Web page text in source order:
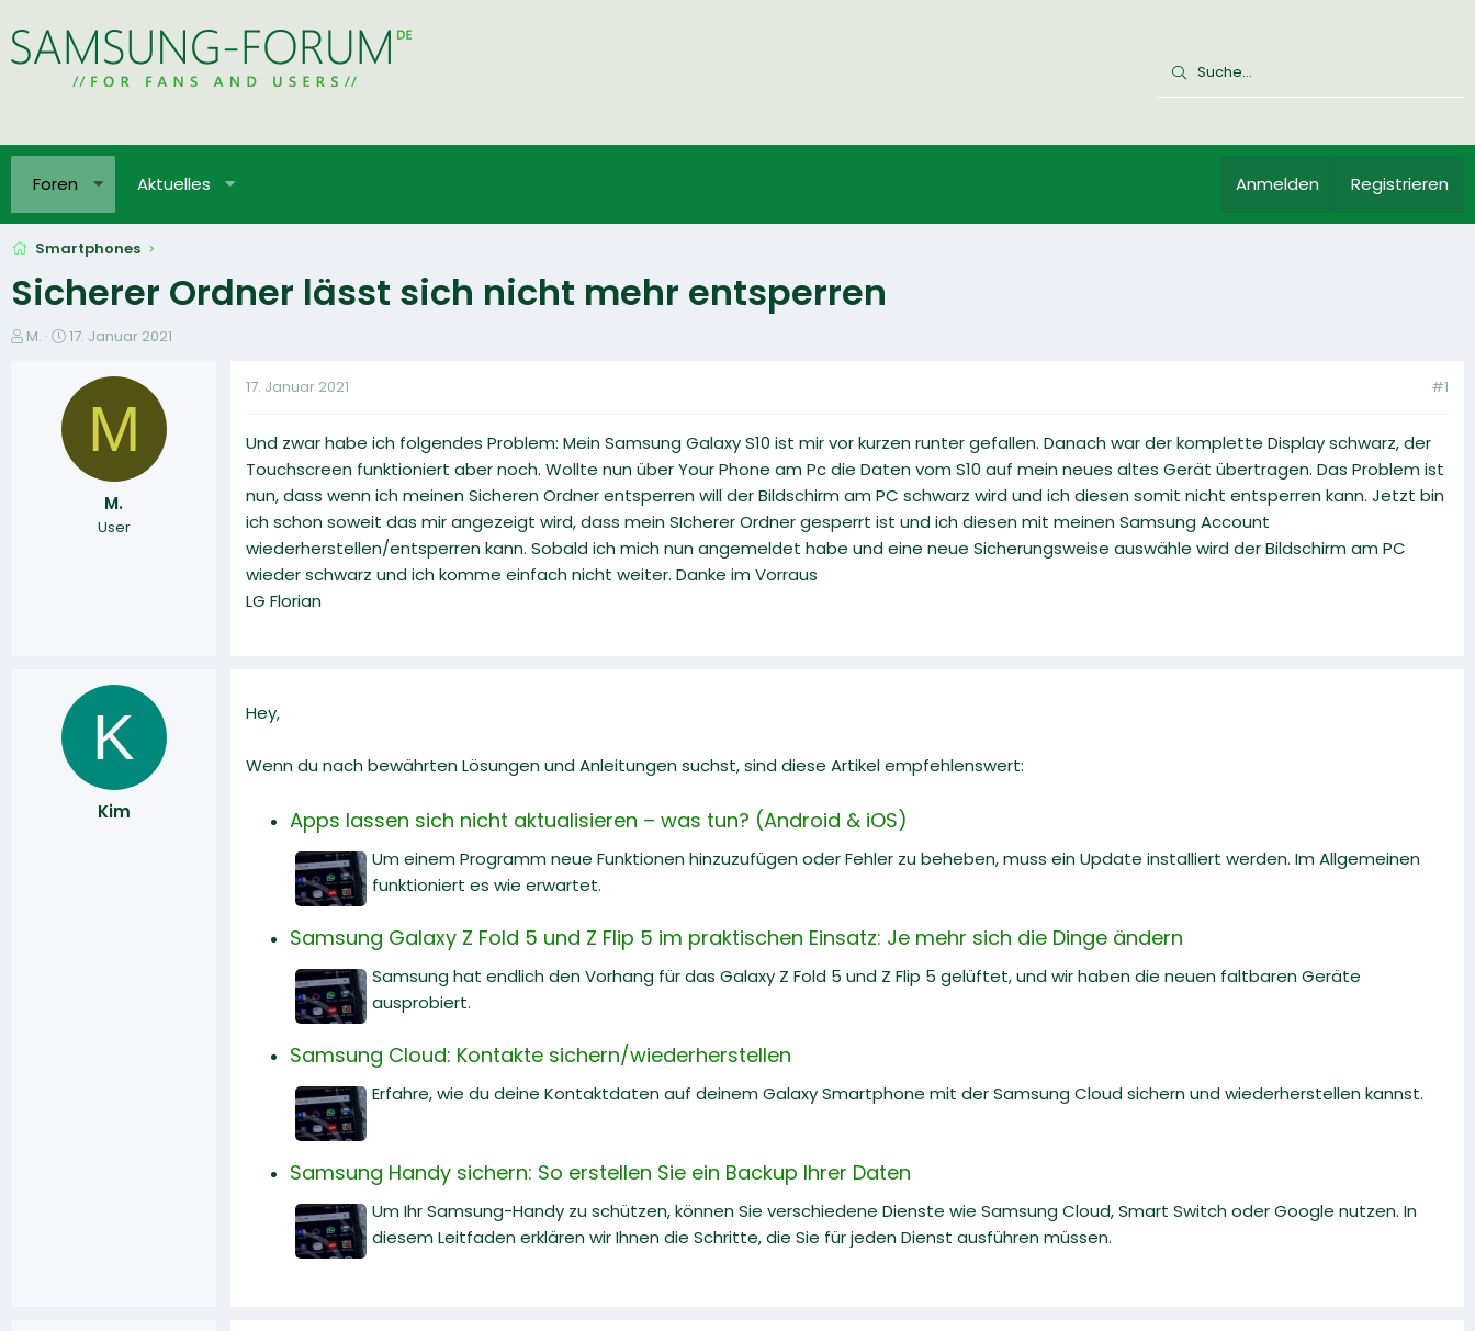
Foren Aktuelles Anmelden Registrieren
Smartphones
Sicherer Ordner lässt sich nicht mehr entsperren
E
M.
E
t
l
17. Januar 2021
M
M.
User
17. Januar 2021 #1
Und zwar habe ich folgendes Problem: Mein Samsung Galaxy S10 ist mir vor kurzen runter gefallen. Danach war der komplette Display schwarz, der
Touchscreen funktioniert aber noch. Wollte nun über Your Phone am Pc die Daten vom S10 auf mein neues altes Gerät übertragen. Das Problem ist
nun, dass wenn ich meinen Sicheren Ordner entsperren will der Bildschirm am PC schwarz wird und ich diesen somit nicht entsperren kann. Jetzt bin
ich schon soweit das mir angezeigt wird, dass mein SIcherer Ordner gesperrt ist und ich diesen mit meinen Samsung Account
wiederherstellen/entsperren kann. Sobald ich mich nun angemeldet habe und eine neue Sicherungsweise auswähle wird der Bildschirm am PC
wieder schwarz und ich komme einfach nicht weiter. Danke im Vorraus
LG Florian
K
Kim
Hey,
Wenn du nach bewährten Lösungen und Anleitungen suchst, sind diese Artikel empfehlenswert:
Apps lassen sich nicht aktualisieren – was tun? (Android & iOS)
Um einem Programm neue Funktionen hinzuzufügen oder Fehler zu beheben, muss ein Update installiert werden. Im Allgemeinen
funktioniert es wie erwartet.
Samsung Galaxy Z Fold 5 und Z Flip 5 im praktischen Einsatz: Je mehr sich die Dinge ändern
Samsung hat endlich den Vorhang für das Galaxy Z Fold 5 und Z Flip 5 gelüftet, und wir haben die neuen faltbaren Geräte
ausprobiert.
Samsung Cloud: Kontakte sichern/wiederherstellen
Erfahre, wie du deine Kontaktdaten auf deinem Galaxy Smartphone mit der Samsung Cloud sichern und wiederherstellen kannst.
Samsung Handy sichern: So erstellen Sie ein Backup Ihrer Daten
Um Ihr Samsung-Handy zu schützen, können Sie verschiedene Dienste wie Samsung Cloud, Smart Switch oder Google nutzen. In
diesem Leitfaden erklären wir Ihnen die Schritte, die Sie für jeden Dienst ausführen müssen.